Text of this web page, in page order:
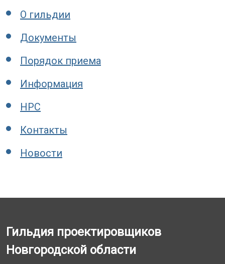
О гильдии
Документы
Порядок приема
Информация
НРС
Контакты
Новости
Гильдия проектировщиков
Новгородской области